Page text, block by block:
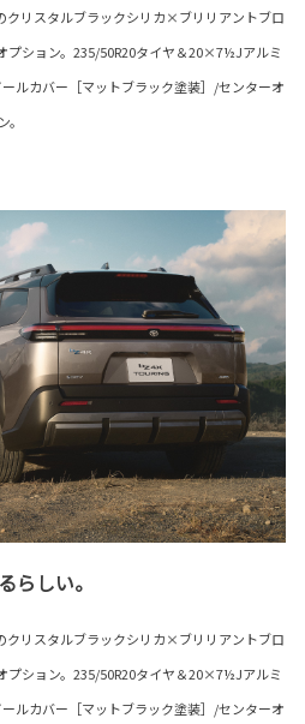
リスタルブラックシリカ×ブリリアントブロ
プション。235/50R20タイヤ＆20×7½Jアルミ
ルカバー［マットブラック塗装］/センターオ
らしい。
リスタルブラックシリカ×ブリリアントブロ
プション。235/50R20タイヤ＆20×7½Jアルミ
ルカバー［マットブラック塗装］/センターオ